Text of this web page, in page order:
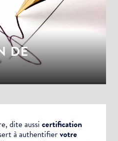
DÉMOCRATIE
PARTICIPATIVE
DE
dite aussi certification
à authentifiervotre